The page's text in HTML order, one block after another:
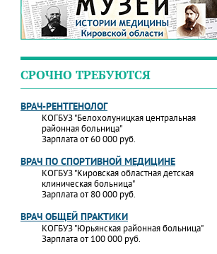
СРОЧНО ТРЕБУЮТСЯ
ВРАЧ-РЕНТГЕНОЛОГ
КОГБУЗ "Белохолуницкая центральная
районная больница"
Зарплата от 60 000 руб.
ВРАЧ ПО СПОРТИВНОЙ МЕДИЦИНЕ
КОГБУЗ "Кировская областная детская
клиническая больница"
Зарплата от 80 000 руб.
ВРАЧ ОБЩЕЙ ПРАКТИКИ
КОГБУЗ "Юрьянская районная больница"
Зарплата от 100 000 руб.